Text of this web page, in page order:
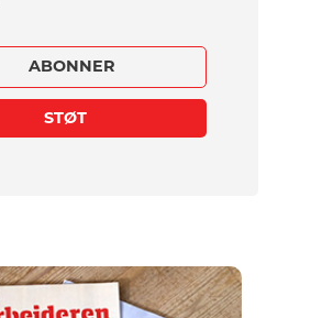
ABONNER
STØT